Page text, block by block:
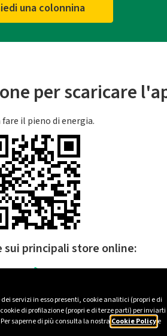
servizi in esso presenti, cookie analitici (propri e di
di profilazione (propri e di terze parti) per inviarti
saperne di più consulta la nostra Cookie Policye
una colonnina
per scaricare
fare il pieno di energia.
sui principali store online: